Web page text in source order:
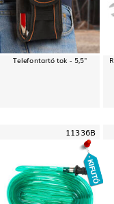
Telefontartó tok - 5,5"
11336B